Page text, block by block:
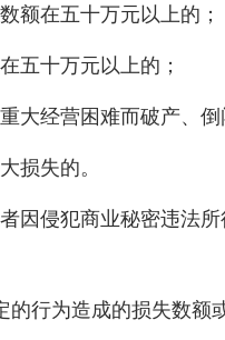
在五十万元以上的；
十万元以上的；
经营困难而破产、倒
损失的。
侵犯商业秘密违法所
行为造成的损失数额